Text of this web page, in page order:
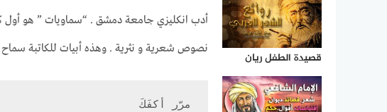
قصيدة الطفل ريان
أدب انكليزي جامعة دمشق . “سماويات ” هو أول
نصوص شعرية و نثرية . وهذه أبيات للكاتبة
مرّر أكفَكَ